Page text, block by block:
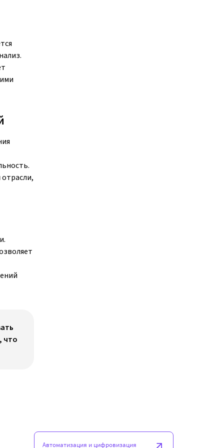
что
Автоматизация и цифровизация